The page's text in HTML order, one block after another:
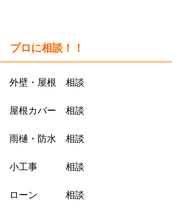
プロに相談！！
外壁・屋根 相談
屋根カバー 相談
雨樋・防水 相談
小工事 相談
ローン 相談